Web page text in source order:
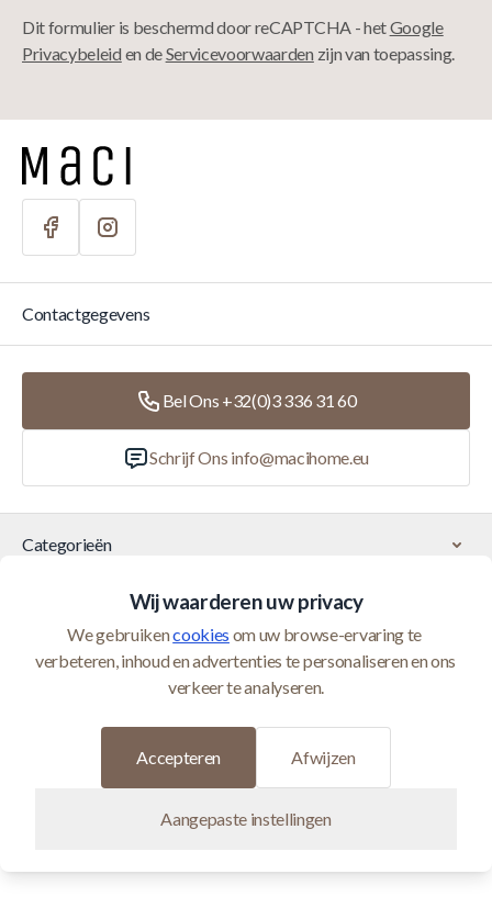
Wij waarderen uw privacy
We gebruiken cookies om uw browse-ervaring te
verbeteren, inhoud en advertenties te personaliseren en ons
verkeer te analyseren.
Afwijzen
Aangepaste instellingen
Accepteren
Dit formulier is beschermd door reCAPTCHA - hetGoogle
Privacybeleid en deServicevoorwaarden zijn van toepassing.
Categorieën
Contactgegevens
Bel Ons +32(0)3 336 31 60
Schrijf Ons info@macihome.eu
© 2026 Maci Home wordt beheerd door Homeshop BV (BTW